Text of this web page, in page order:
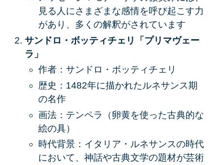
見る人にさまざまな感情を呼び起こす力
があり、多くの解釈がされています
サンドロ・ボッティチェリ「プリマヴェー
ラ」
作者：サンドロ・ボッティチェリ
歴史：1482年に描かれたルネサンス期
の名作
画法：テンペラ（卵黄を使った古典的な
絵の具）
時代背景：イタリア・ルネサンスの時代
において、神話や古典文学の題材が芸術